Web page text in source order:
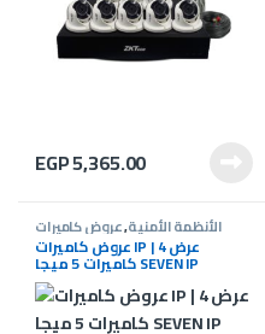
EGP5,365.00
الأنظمة الأمنية,عروض كاميرات
المراقبة,كاميرات المراقبة
عروض كاميرات IP | عرض 4
كاميرات 5 ميجا SEVEN IP
Cameras 5 mega